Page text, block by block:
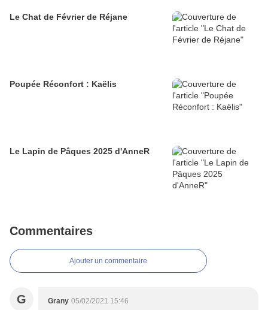
Le Chat de Février de Réjane
Poupée Réconfort : Kaëlis
Le Lapin de Pâques 2025 d'AnneR
Commentaires
Ajouter un commentaire
G Grany 05/02/2021 15:46